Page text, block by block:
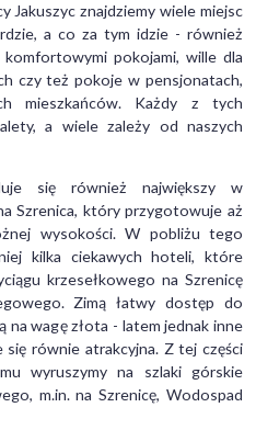
Jakuszyc znajdziemy wiele miejsc
a co za tym idzie - również
pokojami, wille dla
czy też pokoje w pensjonatach,
mieszkańców. Każdy z tych
a wiele zależy od naszych
się również największy w
Szrenica, który przygotowuje aż
wysokości. W pobliżu tego
kilka ciekawych hoteli, które
krzesełkowego na Szrenicę
Zimą łatwy dostęp do
wagę złota - latem jednak inne
równie atrakcyjna. Z tej części
wyruszymy na szlaki górskie
m.in. na Szrenicę, Wodospad